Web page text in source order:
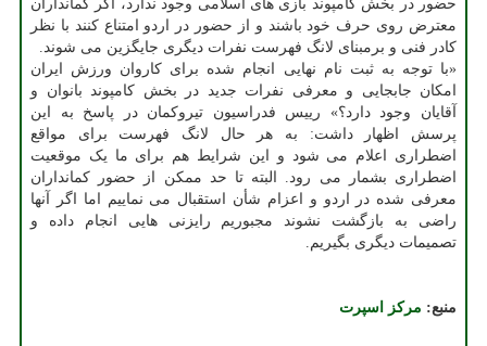
حضور در بخش کامپوند بازی های اسلامی وجود ندارد، اگر کمانداران
معترض روی حرف خود باشند و از حضور در اردو امتناع کنند با نظر
کادر فنی و برمبنای لانگ فهرست نفرات دیگری جایگزین می شوند.
«با توجه به ثبت نام نهایی انجام شده برای کاروان ورزش ایران
امکان جابجایی و معرفی نفرات جدید در بخش کامپوند بانوان و
آقایان وجود دارد؟» رییس فدراسیون تیروکمان در پاسخ به این
پرسش اظهار داشت: به هر حال لانگ فهرست برای مواقع
اضطراری اعلام می شود و این شرایط هم برای ما یک موقعیت
اضطراری بشمار می رود. البته تا حد ممکن از حضور کمانداران
معرفی شده در اردو و اعزام شأن استقبال می نماییم اما اگر آنها
راضی به بازگشت نشوند مجبوریم رایزنی هایی انجام داده و
تصمیمات دیگری بگیریم.
منبع: مركز اسپرت